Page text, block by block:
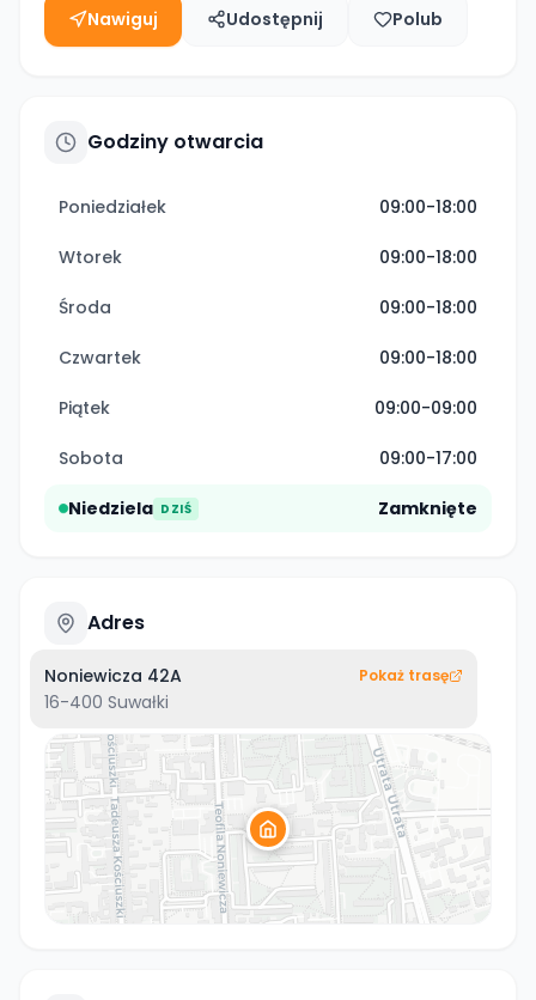
Nawiguj Udostępnij Polub
Godziny otwarcia
Poniedziałek 09:00-18:00
Wtorek 09:00-18:00
Środa 09:00-18:00
Czwartek 09:00-18:00
Piątek 09:00-09:00
Sobota 09:00-17:00
Niedziela DZIŚ Zamknięte
Adres
Noniewicza 42A
16-400 Suwałki
Pokaż trasę